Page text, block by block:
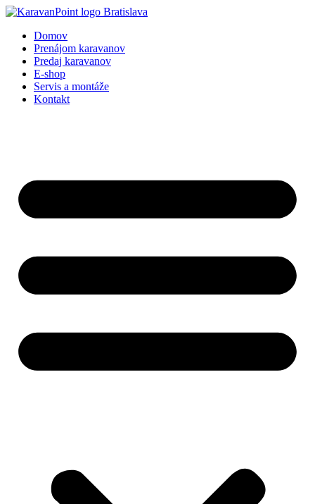
Preskočiť
obsah
Domov
Prenájom karavanov
Predaj karavanov
E-shop
Servis a montáže
Kontakt